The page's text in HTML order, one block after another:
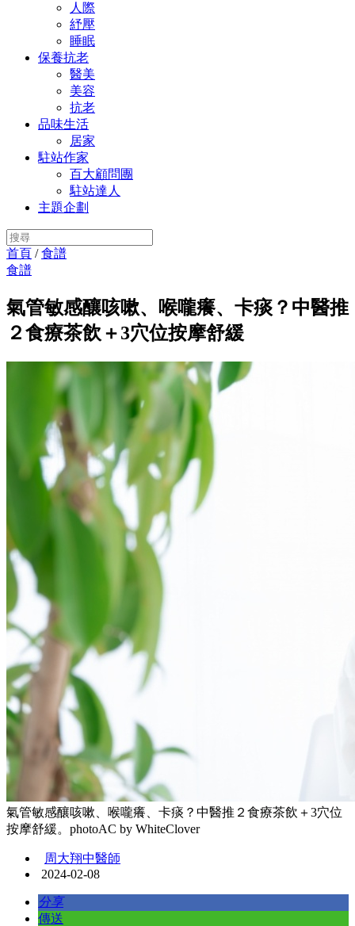
人際
紓壓
睡眠
保養抗老
醫美
美容
抗老
品味生活
居家
駐站作家
百大顧問團
駐站達人
主題企劃
首頁 /食譜
食譜
氣管敏感釀咳嗽、喉嚨癢、卡痰？中醫推
２食療茶飲＋3穴位按摩舒緩
氣管敏感釀咳嗽、喉嚨癢、卡痰？中醫推２食療茶飲＋3穴位
按摩舒緩。photoAC by WhiteClover
周大翔中醫師
2024-02-08
分享
傳送